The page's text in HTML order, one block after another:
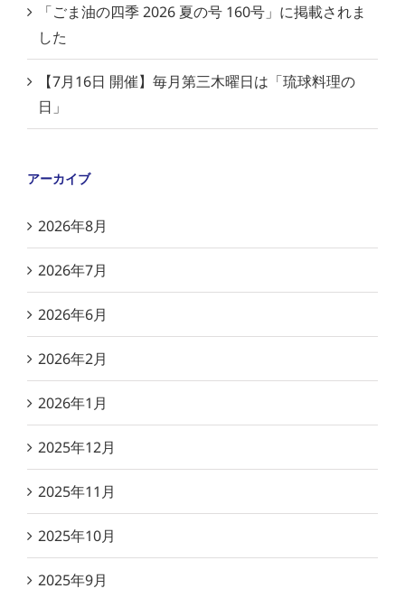
「ごま油の四季 2026 夏の号 160号」に掲載されま
した
【7月16日 開催】毎月第三木曜日は「琉球料理の
日」
アーカイブ
2026年8月
2026年7月
2026年6月
2026年2月
2026年1月
2025年12月
2025年11月
2025年10月
2025年9月